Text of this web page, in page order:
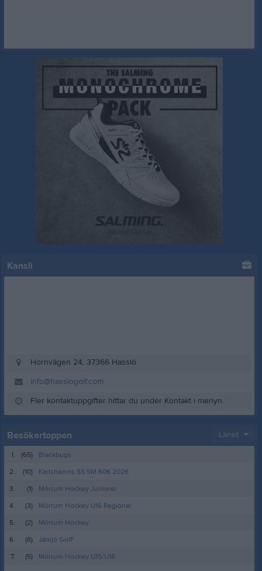
Kansli
Hornvägen 24, 37366 Hasslö
info@hasslogoif.com
Fler kontaktuppgifter hittar du under Kontakt i menyn.
Besökartoppen Länet
1. (65)
Blackbugs
2.
(10)
Karlshamns SS SM 606 2026
3.
(1)
Mörrum Hockey Juniorer
4.
(3)
Mörrum Hockey U16 Regional
5.
(2)
Mörrum Hockey
6.
(8)
Jämjö GoIF
7.
(5)
Mörrum Hockey U15/U16